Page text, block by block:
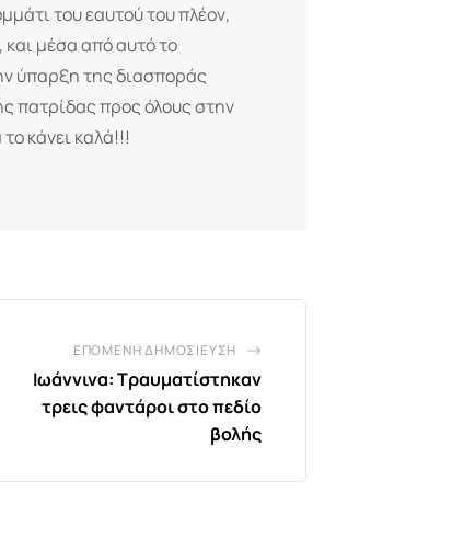
του εαυτού του πλέον,
και μέσα από αυτό το
ύπαρξη της διασποράς
πατρίδας προς όλους στην
κάνει καλά!!!
ΕΠΌΜΕΝΗ ΔΗΜΟΣΊΕΥΣΗ
Ιωάννινα: Τραυματίστηκαν
τρεις φαντάροι στο πεδίο
βολής